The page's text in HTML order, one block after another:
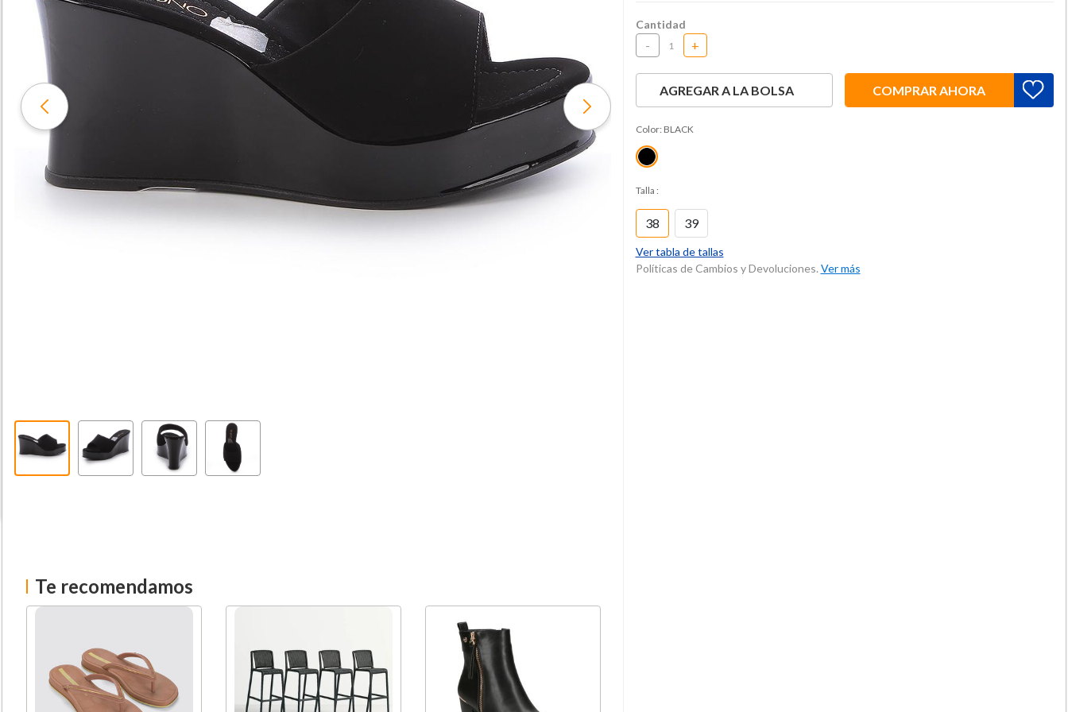
Te recomendamos
Cantidad
- +
AGREGAR A LA BOLSA COMPRAR AHORA
Color: BLACK
Talla :
38 39
Ver tabla de tallas
Políticas de Cambios y Devoluciones. Ver más